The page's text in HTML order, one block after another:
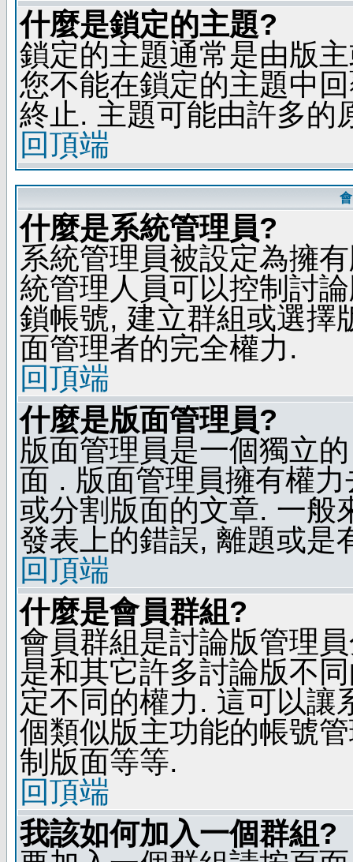
什麼是鎖定的主題?
鎖定的主題通常是由版
您不能在鎖定的主題中
終止. 主題可能由許多的
回頂端
什麼是系統管理員?
系統管理員被設定為擁
統管理人員可以控制討
鎖帳號, 建立群組或選擇
面管理者的完全權力.
回頂端
什麼是版面管理員?
版面管理員是一個獨立
面 . 版面管理員擁有權
或分割版面的文章. 一般
發表上的錯誤, 離題或是
回頂端
什麼是會員群組?
會員群組是討論版管理
是和其它許多討論版不
定不同的權力. 這可以讓
個類似版主功能的帳號
制版面等等.
回頂端
我該如何加入一個群組?